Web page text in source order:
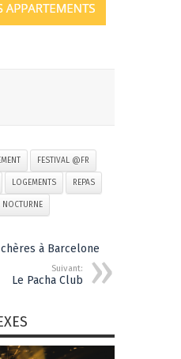
FESTIVAL @FR
LOGEMENTS REPAS
NOCTURNE
à Barcelone
Suivant:
Le Pacha Club